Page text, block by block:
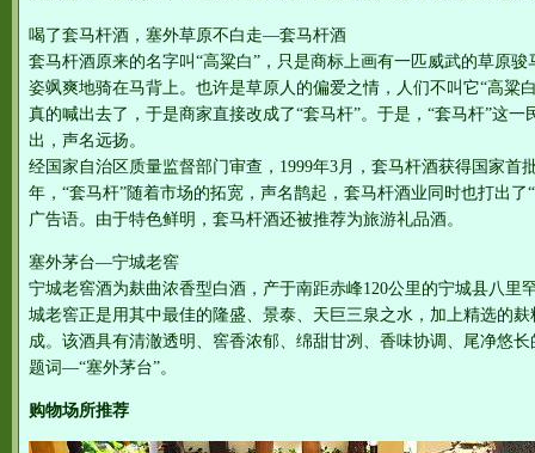
喝了套马杆酒，塞外草原不白走—套马杆酒
套马杆酒原来的名字叫“高粱白”，只是商标上画有一匹威武的草原
姿飒爽地骑在马背上。也许是草原人的偏爱之情，人们不叫它“高粱
真的喊出去了，于是商家直接改成了“套马杆”。于是，“套马杆”这
出，声名远扬。
经国家自治区质量监督部门审查，1999年3月，套马杆酒获得国家首
年，“套马杆”随着市场的拓宽，声名鹊起，套马杆酒业同时也打出
广告语。由于特色鲜明，套马杆酒还被推荐为旅游礼品酒。
塞外茅台—宁城老窖
宁城老窖酒为麸曲浓香型白酒，产于南距赤峰120公里的宁城县八里
城老窖正是用其中最佳的隆盛、景泰、天巨三泉之水，加上精选的
成。该酒具有清澈透明、窖香浓郁、绵甜甘冽、香味协调、尾净悠
题词—“塞外茅台”。
购物场所推荐